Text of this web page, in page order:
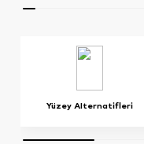
Yüzey Alternatifleri